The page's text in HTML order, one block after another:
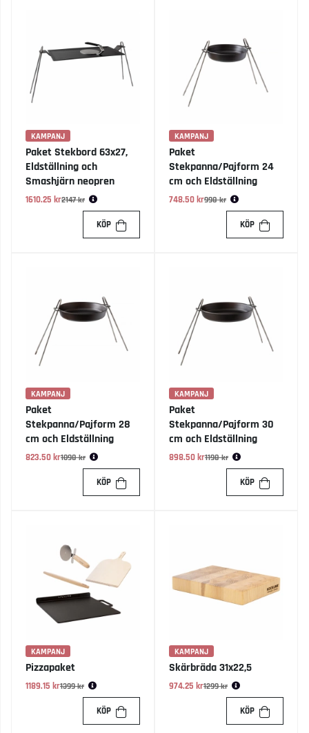
KAMPANJ
Paket Stekbord 63x27,
Eldställning och
Smashjärn neopren
1610.25 kr
Ordinarie pris:
2147 kr
KÖP
KAMPANJ
Paket
Stekpanna/Pajform 24
cm och Eldställning
748.50 kr
Ordinarie pris:
998 kr
KÖP
KAMPANJ
Paket
Stekpanna/Pajform 28
cm och Eldställning
823.50 kr
Ordinarie pris:
1098 kr
KÖP
KAMPANJ
Paket
Stekpanna/Pajform 30
cm och Eldställning
898.50 kr
Ordinarie pris:
1198 kr
KÖP
KAMPANJ
Pizzapaket
1189.15 kr
Ordinarie pris:
1399 kr
KÖP
KAMPANJ
Skärbräda 31x22,5
974.25 kr
Ordinarie pris:
1299 kr
KÖP